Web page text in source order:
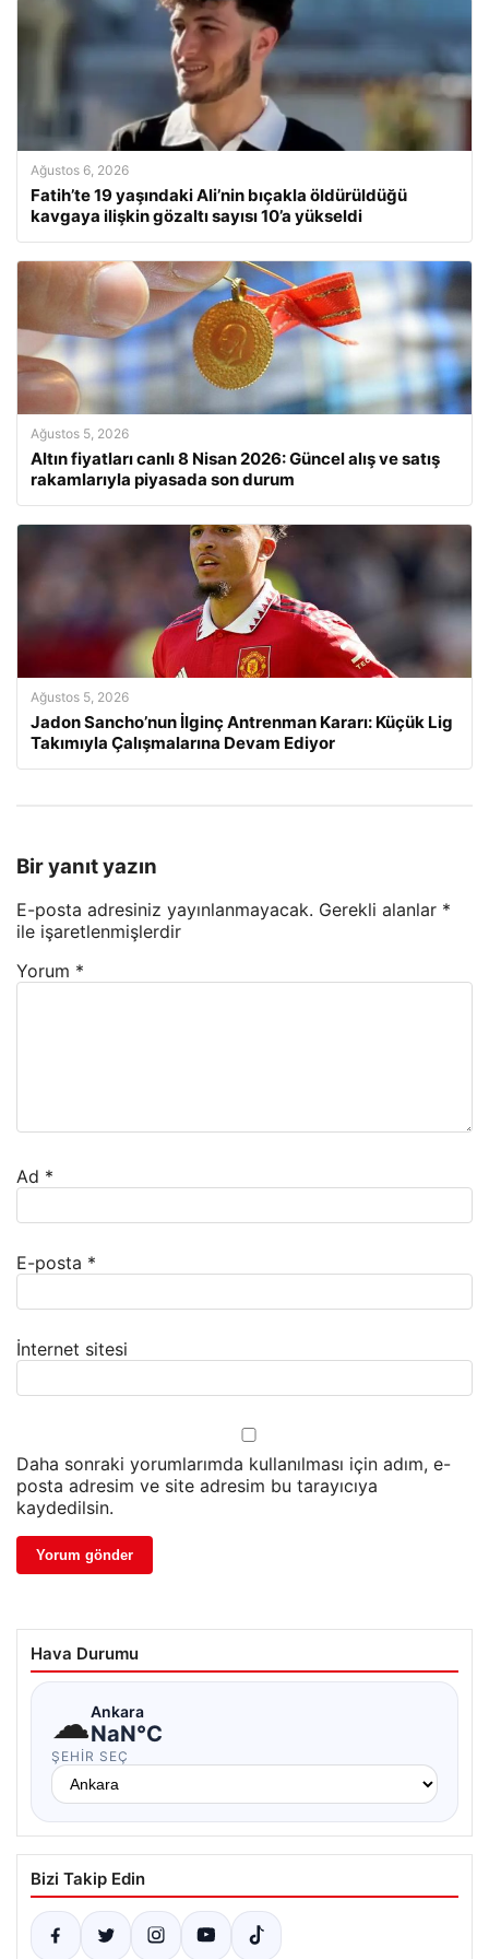
Ağustos 6, 2026
Fatih’te 19 yaşındaki Ali’nin bıçakla öldürüldüğü
kavgaya ilişkin gözaltı sayısı 10’a yükseldi
Ağustos 5, 2026
Altın fiyatları canlı 8 Nisan 2026: Güncel alış ve satış
rakamlarıyla piyasada son durum
Ağustos 5, 2026
Jadon Sancho’nun İlginç Antrenman Kararı: Küçük Lig
Takımıyla Çalışmalarına Devam Ediyor
Bir yanıt yazın
E-posta adresiniz yayınlanmayacak. Gerekli alanlar *
ile işaretlenmişlerdir
Yorum *
Ad *
E-posta *
İnternet sitesi
Daha sonraki yorumlarımda kullanılması için adım, e-
posta adresim ve site adresim bu tarayıcıya
kaydedilsin.
Hava Durumu
☁Ankara
NaN°C
ŞEHIR SEÇ
Bizi Takip Edin